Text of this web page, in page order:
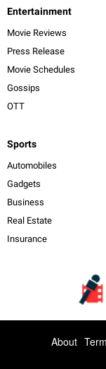
Entertainment
Movie Reviews
Press Release
Movie Schedules
Gossips
OTT
Sports
Automobiles
Gadgets
Business
Real Estate
Insurance
About